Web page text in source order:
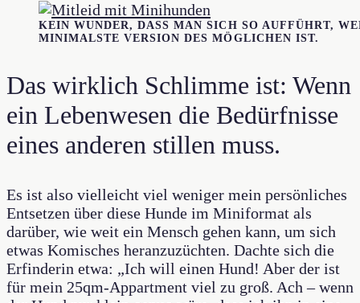
KEIN WUNDER, DASS MAN SICH SO AUFFÜHRT,
MINIMALSTE VERSION DES MÖGLICHEN IST.
Das wirklich Schlimme ist: Wenn
ein Lebenwesen die Bedürfnisse
eines anderen stillen muss.
Es ist also vielleicht viel weniger mein persönliches
Entsetzen über diese Hunde im Miniformat als
darüber, wie weit ein Mensch gehen kann, um sich
etwas Komisches heranzuzüchten. Dachte sich die
Erfinderin etwa: „Ich will einen Hund! Aber der ist
für mein 25qm-Appartment viel zu groß. Ach – wenn